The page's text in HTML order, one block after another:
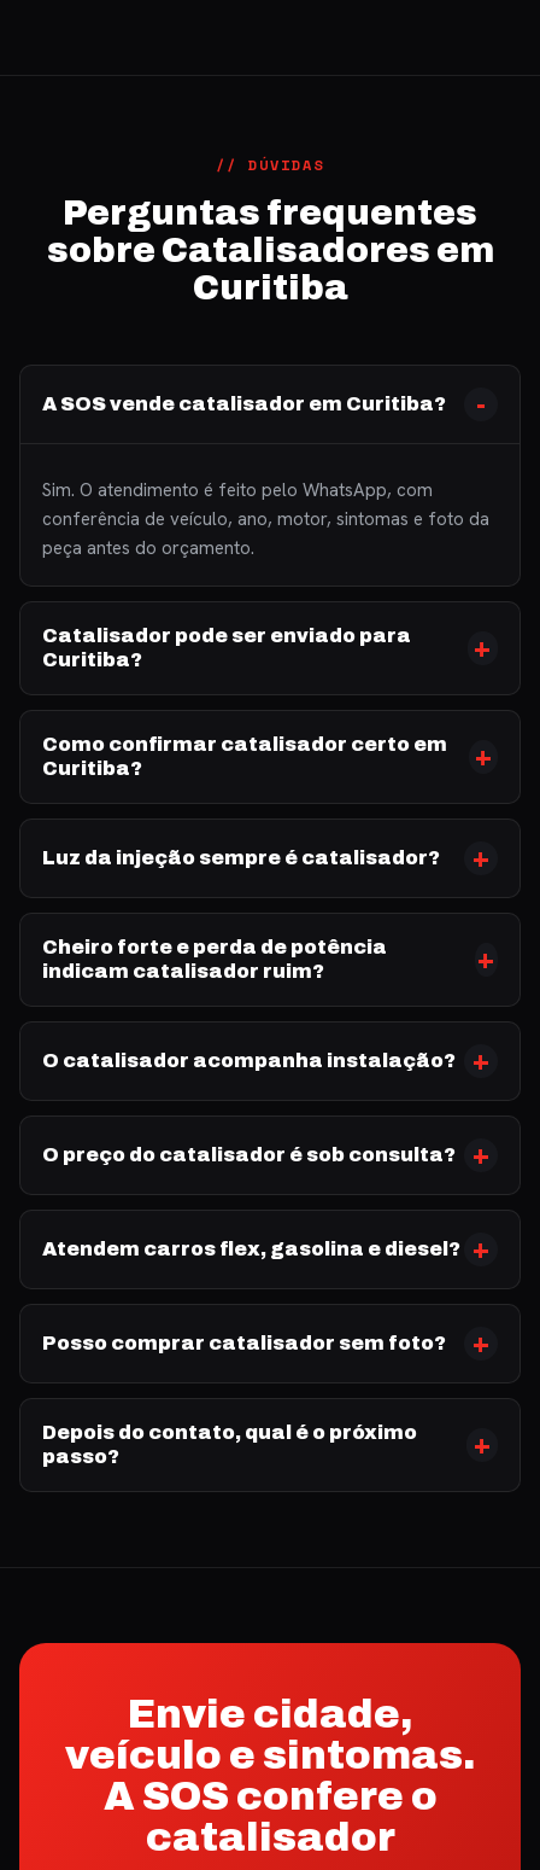
// DÚVIDAS
Perguntas frequentes
sobre Catalisadores em
Curitiba
A SOS vende catalisador em Curitiba?
Sim. O atendimento é feito pelo WhatsApp, com
conferência de veículo, ano, motor, sintomas e foto da
peça antes do orçamento.
Catalisador pode ser enviado para
Curitiba?
Como confirmar catalisador certo em
Curitiba?
Luz da injeção sempre é catalisador?
Cheiro forte e perda de potência
indicam catalisador ruim?
O catalisador acompanha instalação?
O preço do catalisador é sob consulta?
Atendem carros flex, gasolina e diesel?
Posso comprar catalisador sem foto?
Depois do contato, qual é o próximo
passo?
Envie cidade,
veículo e sintomas.
A SOS confere o
catalisador